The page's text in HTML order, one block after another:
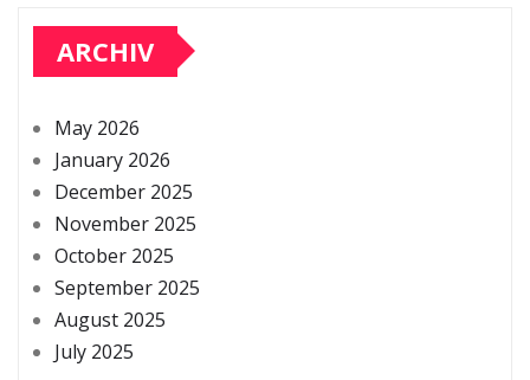
ARCHIV
May 2026
January 2026
December 2025
November 2025
October 2025
September 2025
August 2025
July 2025